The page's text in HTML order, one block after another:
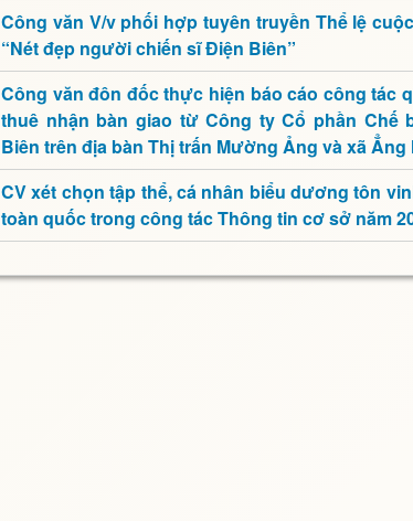
Công văn V/v phối hợp tuyên truyền Thể lệ
“Nét đẹp người chiến sĩ Điện Biên”
Công văn đôn đốc thực hiện báo cáo công tác
thuê nhận bàn giao từ Công ty Cổ phần Chế
Biên trên địa bàn Thị trấn Mường Ảng và xã Ẳng
CV xét chọn tập thể, cá nhân biểu dương tôn
toàn quốc trong công tác Thông tin cơ sở năm